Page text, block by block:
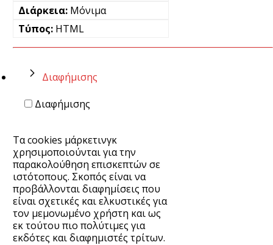
Μόνιμα
HTML
Διαφήμισης
Διαφήμισης
Τα cookies μάρκετινγκ
χρησιμοποιούνται για την
παρακολούθηση επισκεπτών σε
ιστότοπους. Σκοπός είναι να
προβάλλονται διαφημίσεις που
είναι σχετικές και ελκυστικές για
τον μεμονωμένο χρήστη και ως
εκ τούτου πιο πολύτιμες για
εκδότες και διαφημιστές τρίτων.